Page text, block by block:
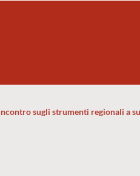
sugli strumenti regionali a